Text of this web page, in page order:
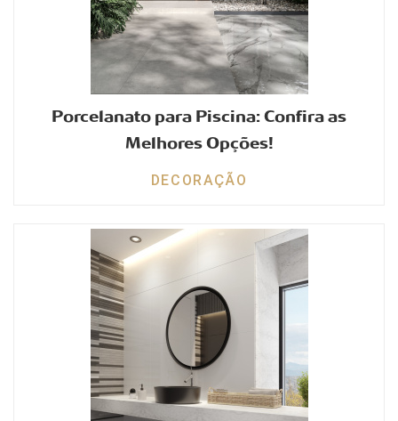
Porcelanato para Piscina: Confira as
Melhores Opções!
DECORAÇÃO